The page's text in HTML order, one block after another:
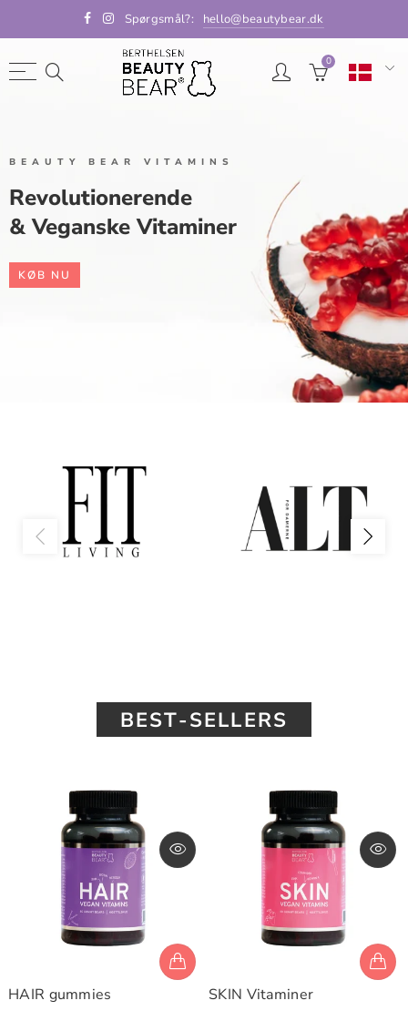
Spørgsmål?: hello@beautybear.dk
0
BEAUTY BEAR VITAMINS
Revolutionerende
& Veganske Vitaminer
KØB NU
BEST-SELLERS
HAIR gummies SKIN Vitaminer